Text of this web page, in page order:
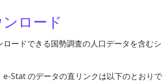
ロード
ードできる国勢調査の人口データを含むシ
Stat のデータの直リンクは以下のとおりで